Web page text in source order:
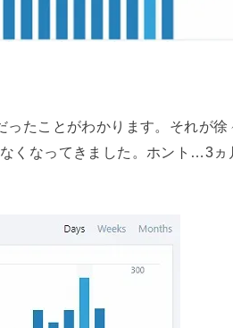
たことがわかります。それが徐
くなってきました。ホント…3ヵ